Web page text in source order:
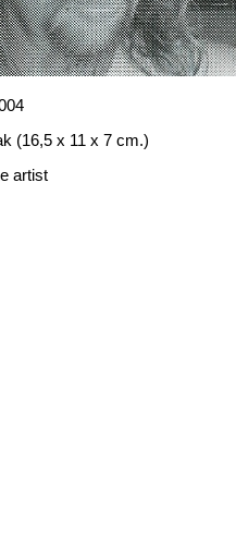
(16,5 x 11 x 7 cm.)
artist